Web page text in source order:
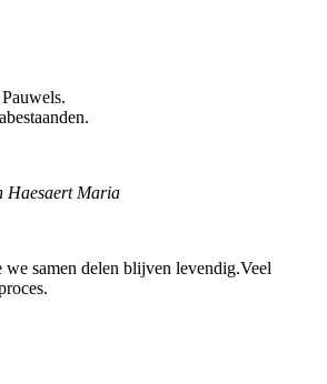
Haesaert Maria
samen delen blijven levendig.Veel